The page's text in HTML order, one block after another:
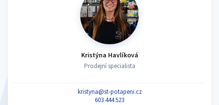
Kristýna Havlíková
Prodejní specialista
kristyna@st-potapeni.cz
603 444 523